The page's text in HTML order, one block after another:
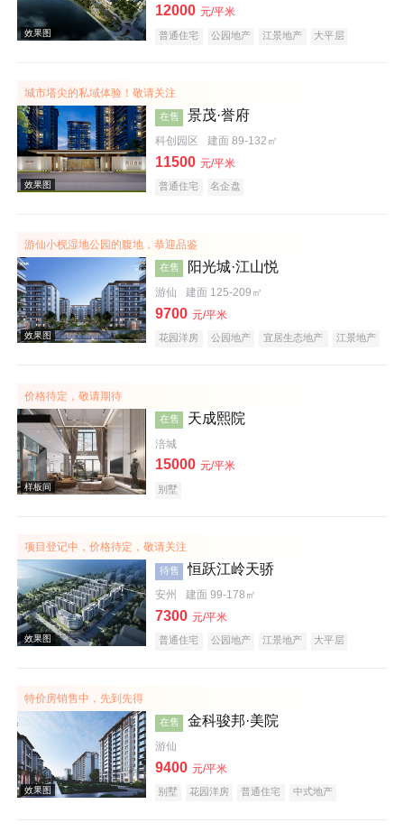
效果图
效果图
12000 元/平米
普通住宅 公园地产 江景地产 大平层
城市塔尖的私域体验！敬请关注
效果图
在售 景茂·誉府
科创园区 建面 89-132㎡
11500 元/平米
普通住宅 名企盘
游仙小枧湿地公园的腹地，恭迎品鉴
效果图
在售 阳光城·江山悦
游仙 建面 125-209㎡
9700 元/平米
花园洋房 公园地产 宜居生态地产
江景地产
价格待定，敬请期待
在售 天成熙院
涪城
15000 元/平米
别墅
项目登记中，价格待定，敬请关注
待售 恒跃江岭天骄
安州 建面 99-178㎡
7300 元/平米
普通住宅 公园地产 江景地产 大平层
特价房销售中，先到先得
在售 金科骏邦·美院
游仙
9400 元/平米
别墅 花园洋房 普通住宅
中式地产